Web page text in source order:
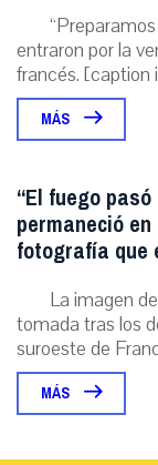
entraron por la
francés. [caption
MÁS
“El fuego
permaneció
fotografía que
La imagen
tomada tras los
suroeste de
MÁS